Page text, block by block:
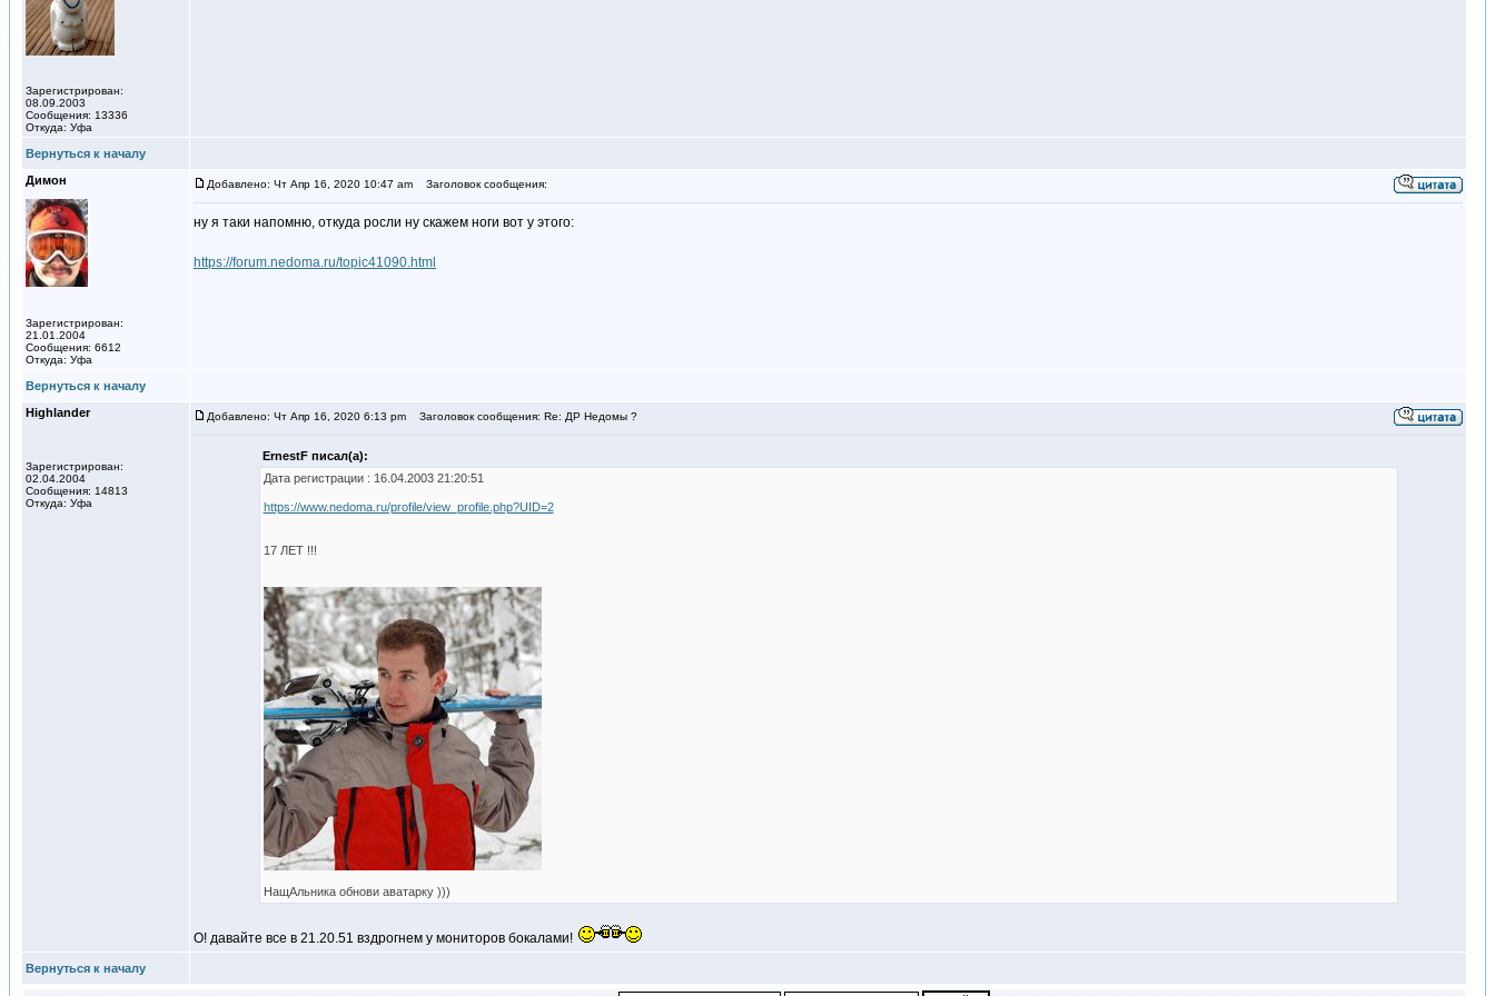
Зарегистрирован:
08.09.2003
Сообщения: 13336
Откуда: Уфа
Вернуться к началу
Димон
Зарегистрирован:
21.01.2004
Сообщения: 6612
Откуда: Уфа
Добавлено: Чт Апр 16, 2020 10:47 am Заголовок сообщения:
ну я таки напомню, откуда росли ну скажем ноги вот у этого:
https://forum.nedoma.ru/topic41090.html
Вернуться к началу
Highlander
Зарегистрирован:
02.04.2004
Сообщения: 14813
Откуда: Уфа
Добавлено: Чт Апр 16, 2020 6:13 pm Заголовок сообщения: Re: ДР Недомы ?
ErnestF писал(а):
Дата регистрации : 16.04.2003 21:20:51
https://www.nedoma.ru/profile/view_profile.php?UID=2
17 ЛЕТ !!!
НащАльника обнови аватарку )))
О! давайте все в 21.20.51 вздрогнем у мониторов бокалами!
Вернуться к началу